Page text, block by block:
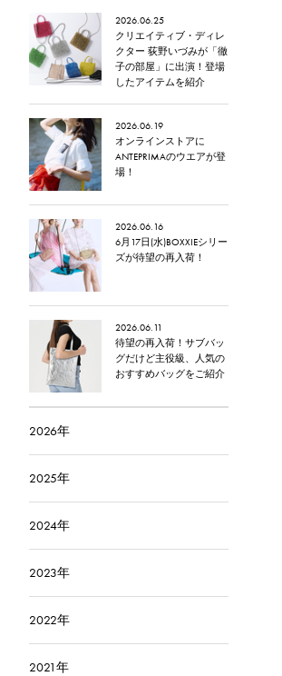
2026.06.25
クリエイティブ・ディレ
クター 荻野いづみが「徹
子の部屋」に出演！登場
したアイテムを紹介
2026.06.19
オンラインストアに
ANTEPRIMAのウエアが登
場！
2026.06.16
6月17日(水)BOXXIEシリー
ズが待望の再入荷！
2026.06.11
待望の再入荷！サブバッ
グだけど主役級、人気の
おすすめバッグをご紹介
2026年
2025年
2024年
2023年
2022年
2021年